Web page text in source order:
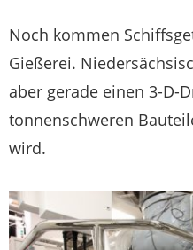
Noch kommen
Gießerei.
aber gerade einen 3-D-
tonnenschweren
wird.